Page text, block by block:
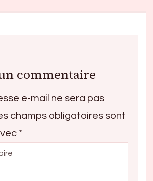
commentaire
e-mail ne sera pas
champs obligatoires sont
*